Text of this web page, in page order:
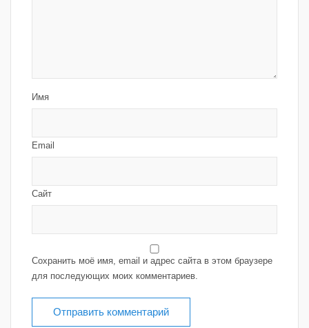
Имя
Email
Сайт
Сохранить моё имя, email и адрес сайта в этом браузере
для последующих моих комментариев.